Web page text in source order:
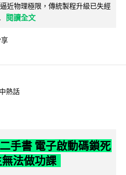
近物理極限，傳統製程升級已失經
閱讀全文
熱話
手書 電子啟動碼鎖死
法做功課